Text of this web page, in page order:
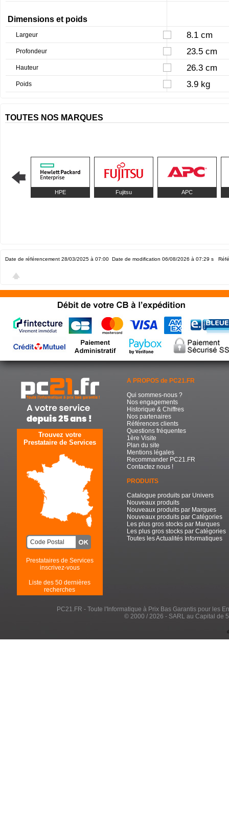
Dimensions et poids
Largeur 8.1 cm
Profondeur 23.5 cm
Hauteur 26.3 cm
Poids 3.9 kg
TOUTES NOS MARQUES
HPE Fujitsu APC
Date de référencement 28/03/2025 à 07:00 Date de modification 06/08/2026 à 07:29 s
Trouvez votre
Prestataire de Services
Prestataires de Services
inscrivez-vous
Liste des 50 dernières
recherches
A PROPOS de PC21.FR
Qui sommes-nous ?
Nos engagements
Historique & Chiffres
Nos partenaires
Références clients
Questions fréquentes
1ère Visite
Plan du site
Mentions légales
Recommander PC21.FR
Contactez nous !
PRODUITS
Catalogue produits par Univers
Nouveaux produits
Nouveaux produits par Marques
Nouveaux produits par Catégories
Les plus gros stocks par Marques
Les plus gros stocks par Catégories
Toutes les Actualités Informatiques
PC21.FR - Toute l'Informatique à Prix Bas Garantis pour les
© 2000 / 2026 - SARL au Capital de